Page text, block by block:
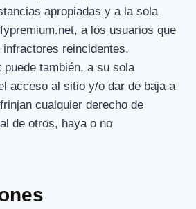
apropiadas y a la sola
a los usuarios que
reincidentes.
también, a su sola
acceso al sitio y/o dar de baja a
cualquier derecho de
de otros, haya o no